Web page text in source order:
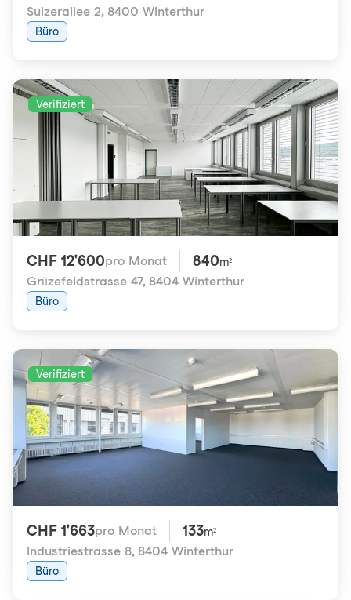
Sulzerallee 2, 8400 Winterthur
Büro
Verifiziert
CHF 12'600pro Monat 840m²
Grüzefeldstrasse 47, 8404 Winterthur
Büro
Verifiziert
CHF 1'663pro Monat 133m²
Industriestrasse 8, 8404 Winterthur
Büro